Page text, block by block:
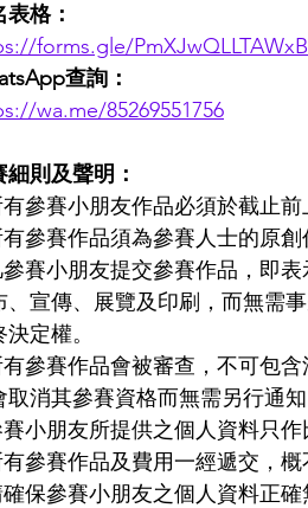
格：
forms.gle/
查詢：
wa.me/85269551756
細則及聲明：
有參賽小朋友作品必須於截止
參賽作品須為參賽人士的原創
參賽小朋友提交參賽作品，即
、宣傳、展覽及印刷，而無需
定權。
參賽作品會被審查，不可包
取消其參賽資格而無需另行通知
賽小朋友所提供之個人資料只
參賽作品及費用一經遞交，
保參賽小朋友之個人資料正確